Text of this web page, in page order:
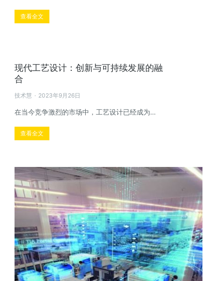
查看全文
现代工艺设计：创新与可持续发展的融
合
技术慧 2023年9月26日
在当今竞争激烈的市场中，工艺设计已经成为…
查看全文